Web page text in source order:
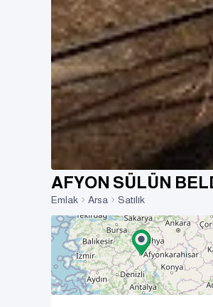
AFYON SÜLÜN
Emlak Arsa Satılık